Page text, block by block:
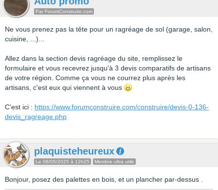
Par ForumConstruire.com
Ne vous prenez pas la tête pour un ragréage de sol (garage, salon,
cuisine, ...)...
Allez dans la section devis ragréage du site, remplissez le
formulaire et vous recevrez jusqu'à 3 devis comparatifs de artisans
de votre région. Comme ça vous ne courrez plus après les
artisans, c'est eux qui viennent à vous
C'est ici : https://www.forumconstruire.com/construire/devis-0-136-
devis_ragreage.php
plaquisteheureux
Le 08/05/2025 à 12h25 Membre ultra utile
Bonjour, posez des palettes en bois, et un plancher par-dessus .